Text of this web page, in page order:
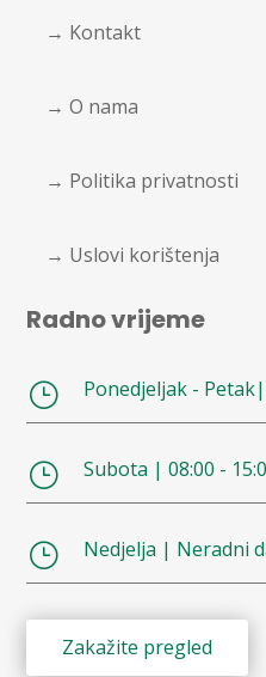
→ Kontakt
→ O nama
→ Politika privatnosti
→ Uslovi korištenja
Radno vrijeme
} Ponedjeljak -
} Subota | 08:00 -
} Nedjelja | Neradni
Zakažite pregled